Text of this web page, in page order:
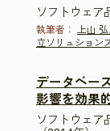
ソフトウェア
執筆者： 上山
立ソリュションズ
データベー
影響を効果
ソフトウェア